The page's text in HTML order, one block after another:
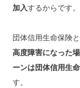
加入するからです。
団体信用生命保険と
高度障害になった
ーンは団体信用生
す。